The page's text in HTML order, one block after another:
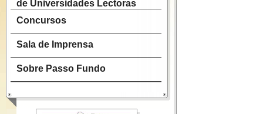
de Universidades Lectoras
Concursos
Sala de Imprensa
Sobre Passo Fundo